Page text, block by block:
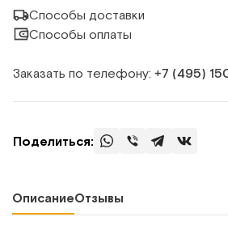
Способы доставки
Способы оплаты
Заказать по телефону: +7 (495)
Поделиться:
ОписаниеОтзывы